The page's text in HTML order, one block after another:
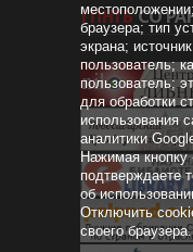
браузера; тип
экрана;
пользователь;
пользователь;
для обработки
использования
аналитики
Нажимая
подтверждаете
об
Отключить
своего